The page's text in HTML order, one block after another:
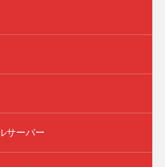
サーバー